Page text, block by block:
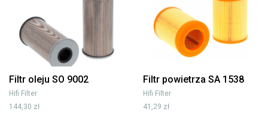
Filtr oleju SO 9002
Hifi Filter
144,30 zł
Filtr powietrza SA 1538
Hifi Filter
41,29 zł